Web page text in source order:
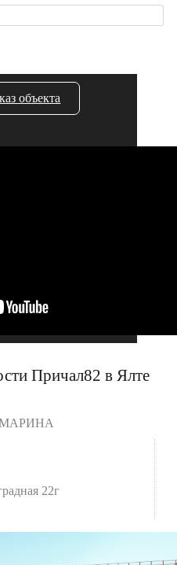
объекта
Причал82 в Ялте
22г